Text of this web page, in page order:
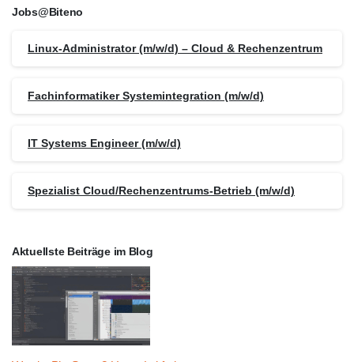
Jobs@Biteno
Linux-Administrator (m/w/d) – Cloud & Rechenzentrum
Fachinformatiker Systemintegration (m/w/d)
IT Systems Engineer (m/w/d)
Spezialist Cloud/Rechenzentrums-Betrieb (m/w/d)
Aktuellste Beiträge im Blog